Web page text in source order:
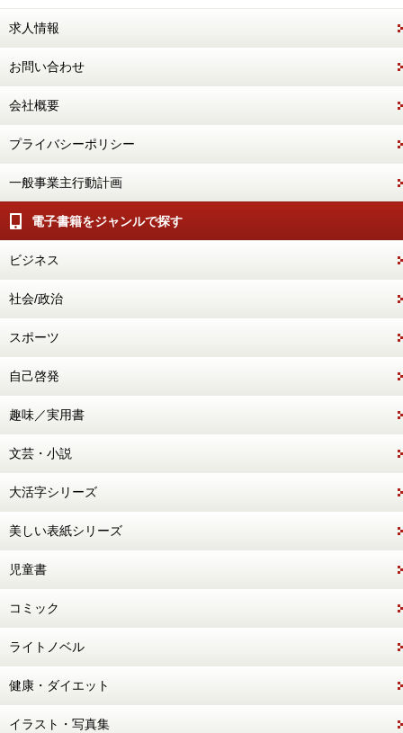
求人情報
お問い合わせ
会社概要
プライバシーポリシー
一般事業主行動計画
電子書籍をジャンルで探す
ビジネス
社会/政治
スポーツ
自己啓発
趣味／実用書
文芸・小説
大活字シリーズ
美しい表紙シリーズ
児童書
コミック
ライトノベル
健康・ダイエット
イラスト・写真集